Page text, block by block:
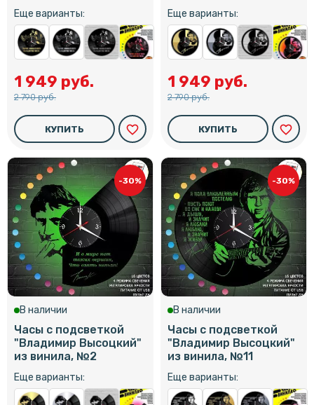
Еще варианты:
1 949 руб.
2 790 руб.
КУПИТЬ favorite_border
Еще варианты:
1 949 руб.
2 790 руб.
КУПИТЬ favorite_border
-30%
В наличии
Часы с подсветкой
"Владимир Высоцкий"
из винила, №2
Еще варианты:
-30%
В наличии
Часы с подсветкой
"Владимир Высоцкий"
из винила, №11
Еще варианты: